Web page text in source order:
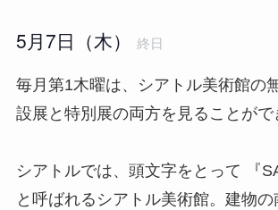
5月7日（木） 終日
毎月第1木曜は、シアトル美術館の
設展と特別展の両方を見ることがで
シアトルでは、頭文字をとって 『
と呼ばれるシアトル美術館。建物の